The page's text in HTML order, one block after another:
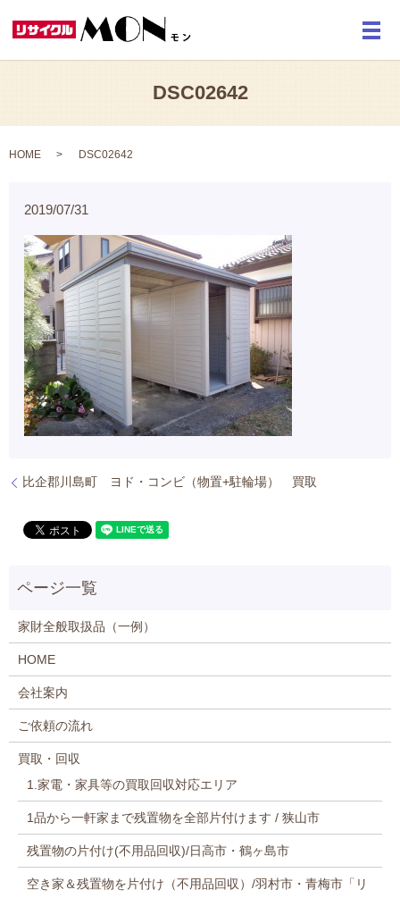
メ
DSC02642
HOME DSC02642
2019/07/31
比企郡川島町 ヨド・コンビ（物置+駐輪場） 買取
家財全般取扱品（一例）
HOME
会社案内
ご依頼の流れ
買取・回収
1.家電・家具等の買取回収対応エリア
1品から一軒家まで残置物を全部片付けます / 狭山市
残置物の片付け(不用品回収)/日高市・鶴ヶ島市
空き家＆残置物を片付け（不用品回収）/羽村市・青梅市「リ